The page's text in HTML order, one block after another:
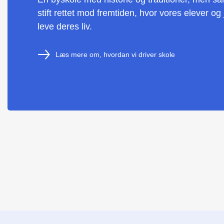
stift rettet mod fremtiden, hvor vores elever
leve deres liv.
Læs mere om, hvordan vi driver skole